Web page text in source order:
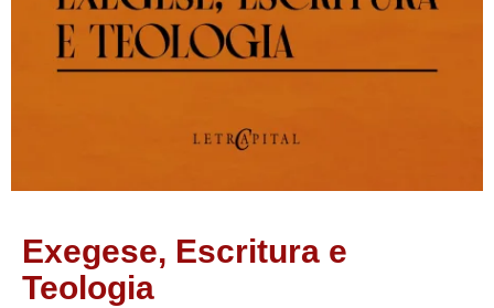
Exegese, Escritura e
Teologia